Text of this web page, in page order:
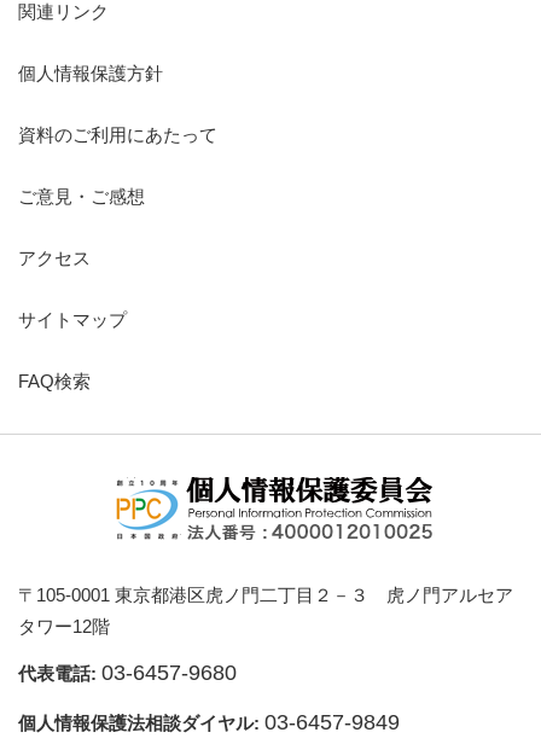
関連リンク
個人情報保護方針
資料のご利用にあたって
ご意見・ご感想
アクセス
サイトマップ
FAQ検索
〒105-0001 東京都港区虎ノ門二丁目２－３ 虎ノ門アルセア
タワー12階
代表電話: 03-6457-9680
個人情報保護法相談ダイヤル: 03-6457-9849